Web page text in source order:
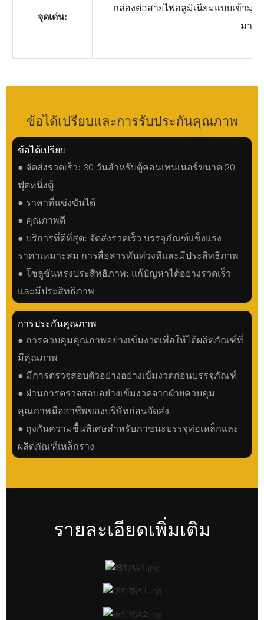
จุดเด่น:
กล่องต่อสายไฟอลูมิเนียมแบบเข้ามุม
มาต
ข้อได้เปรียบและการรับประกันคุณภาพ
ข้อได้เปรียบ
● จัดส่งรวดเร็ว: 30 วันสำหรับตู้คอนเทนเนอร์ขนาด 20
ฟุตหนึ่งตู้
● ราคาที่แข่งขันได้
● คุณภาพดี
● บริการที่ดีที่สุด: จัดส่งรวดเร็ว บรรจุภัณฑ์แข็งแรง
ราคาเหมาะสม การสื่อสารทันท่วงทีและมีประสิทธิภาพ
● โซลูชันทรงประสิทธิภาพ: แก้ปัญหาได้อย่างรวดเร็ว
และมีประสิทธิภาพ
การประกันคุณภาพ
● การควบคุมคุณภาพอย่างเข้มงวดเพื่อให้ได้ผลิตภัณฑ์ที่
มีคุณภาพ
● มีการตรวจสอบตัวอย่างอย่างเข้มงวดก่อนบรรจุภัณฑ์
● ผ่านการตรวจสอบอย่างเข้มงวดจากฝ่ายควบคุม
คุณภาพมืออาชีพของบริษัทก่อนจัดส่ง
● ถุงกันความชื้นพิเศษสำหรับภาชนะบรรจุท่อเหล็กและ
ผลิตภัณฑ์เหล็กราง
รายละเอียดเพิ่มเติม